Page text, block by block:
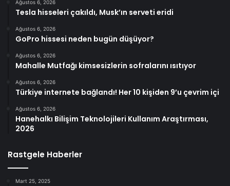
Ağustos 6, 2026
Tesla hisseleri çakıldı, Musk’ın serveti eridi
Ağustos 6, 2026
GoPro hissesi neden bugün düşüyor?
Ağustos 6, 2026
Mahalle Mutfağı kimsesizlerin sofralarını ısıtıyor
Ağustos 6, 2026
Türkiye internete bağlandı! Her 10 kişiden 9’u çevrim içi
Ağustos 6, 2026
Hanehalkı Bilişim Teknolojileri Kullanım Araştırması,
2026
Rastgele Haberler
Mart 25, 2025